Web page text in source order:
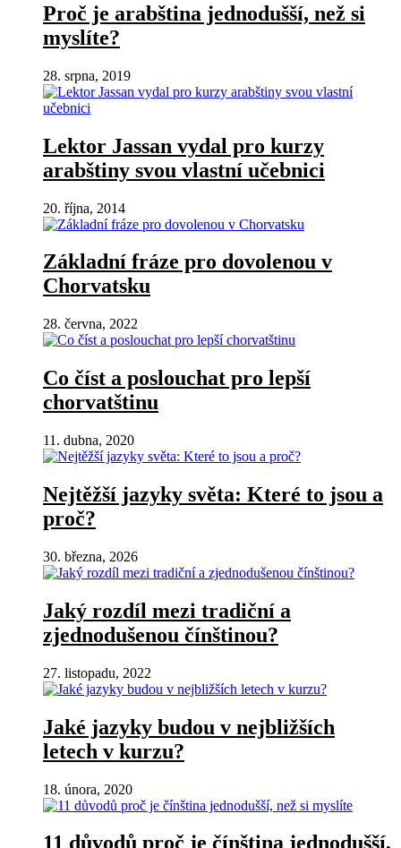
Proč je arabština jednodušší, než si
myslíte?
28. srpna, 2019
Lektor Jassan vydal pro kurzy
arabštiny svou vlastní učebnici
20. října, 2014
Základní fráze pro dovolenou v
Chorvatsku
28. června, 2022
Co číst a poslouchat pro lepší
chorvatštinu
11. dubna, 2020
Nejtěžší jazyky světa: Které to jsou a
proč?
30. března, 2026
Jaký rozdíl mezi tradiční a
zjednodušenou čínštinou?
27. listopadu, 2022
Jaké jazyky budou v nejbližších
letech v kurzu?
18. února, 2020
11 důvodů proč je čínština jednodušší,